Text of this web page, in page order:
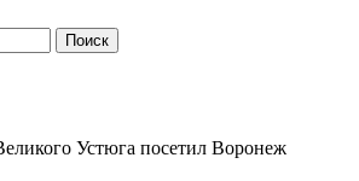
Устюга посетил Воронеж